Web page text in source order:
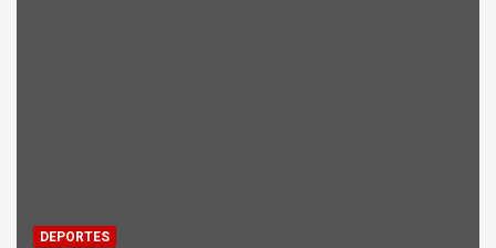
DEPORTES